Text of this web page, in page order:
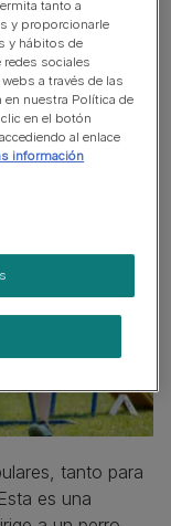
tanto para
es una
tanto a
y proporcionarle
y hábitos de
redes sociales
a través de las
nuestra Política de
en el botón
al enlace
información